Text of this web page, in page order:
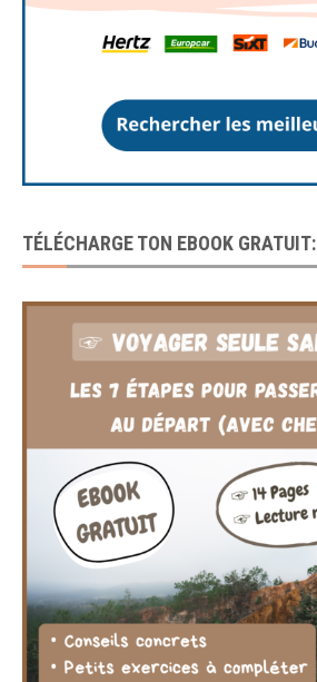
TÉLÉCHARGE TON EBOOK GRATUIT: